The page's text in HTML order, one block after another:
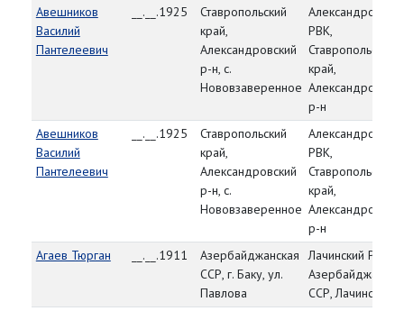
Авешников
Василий
Пантелеевич
__.__.1925
Ставропольский
край,
Александровский
р-н, с.
Нововзаверенное
Александровский
РВК,
Ставропольский
край,
Александровский
р-н
Авешников
Василий
Пантелеевич
__.__.1925
Ставропольский
край,
Александровский
р-н, с.
Нововзаверенное
Александровский
РВК,
Ставропольский
край,
Александровский
р-н
Агаев Тюрган
__.__.1911
Азербайджанская
ССР, г. Баку, ул.
Павлова
Лачинский РВК,
ССР, Лачинский